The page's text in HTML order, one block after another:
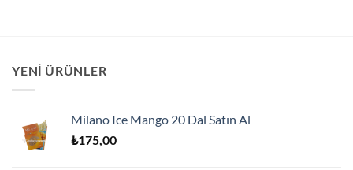
YENI ÜRÜNLER
Milano Ice Mango 20 Dal Satın Al
₺175,00